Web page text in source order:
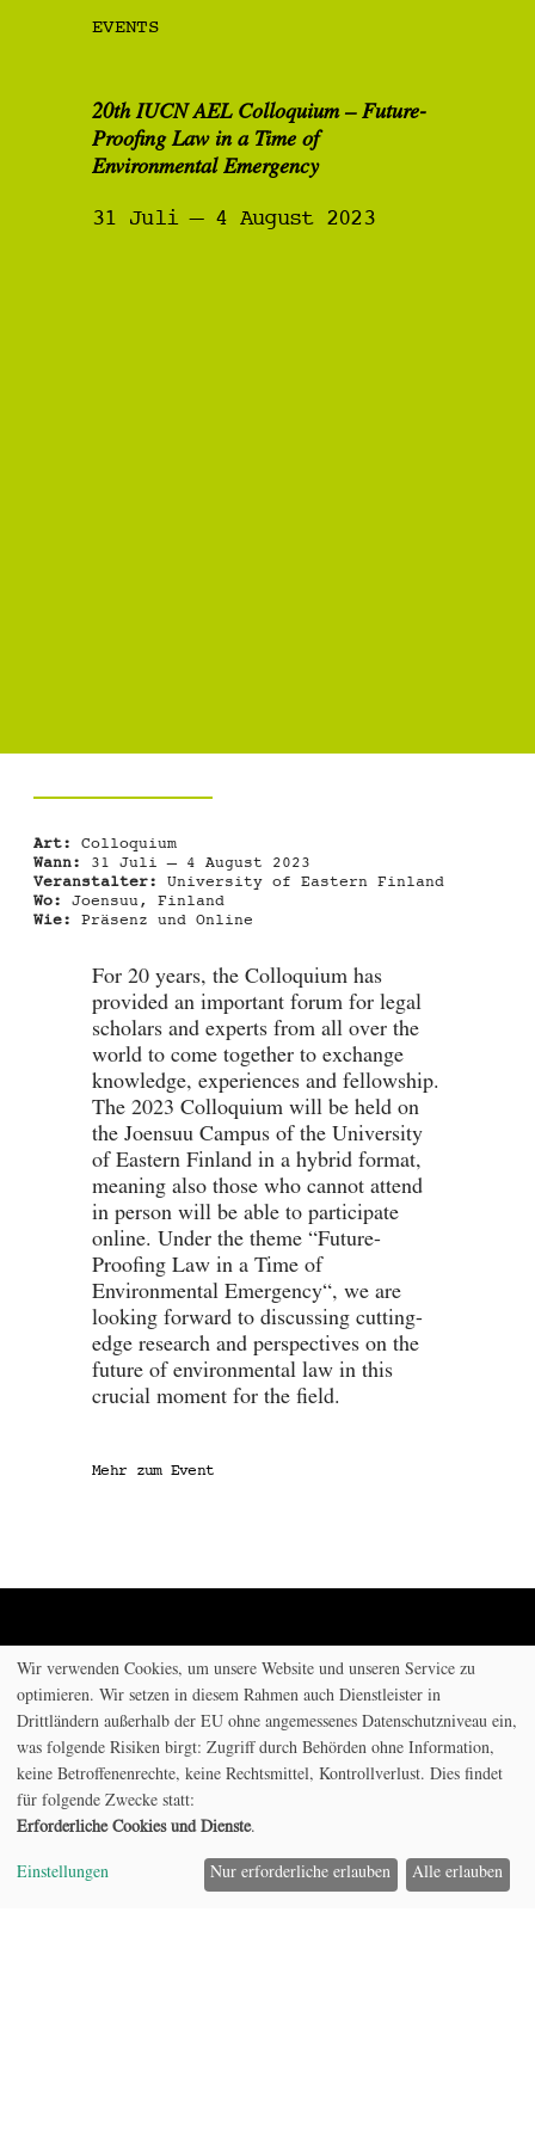
EVENTS
20th IUCN AEL Colloquium – Future-
Proofing Law in a Time of
Environmental Emergency
31 Juli – 4 August 2023
Art:
Colloquium
Wann:
31 Juli – 4 August 2023
Veranstalter:
University of Eastern Finland
Wo: Joensuu, Finland
Wie:
Präsenz und Online
For 20 years, the Colloquium has
provided an important forum for legal
scholars and experts from all over the
world to come together to exchange
knowledge, experiences and fellowship.
The 2023 Colloquium will be held on
the Joensuu Campus of the University
of Eastern Finland in a hybrid format,
meaning also those who cannot attend
in person will be able to participate
online. Under the theme “Future-
Proofing Law in a Time of
Environmental Emergency“, we are
looking forward to discussing cutting-
edge research and perspectives on the
future of environmental law in this
crucial moment for the field.
Mehr zum EventMehr zum Event
Home
Model
Wir verwenden Cookies, um unsere Website und unseren Service zu
optimieren. Wir setzen in diesem Rahmen auch Dienstleister in
Drittländern außerhalb der EU ohne angemessenes Datenschutzniveau ein,
was folgende Risiken birgt: Zugriff durch Behörden ohne Information,
keine Betroffenenrechte, keine Rechtsmittel, Kontrollverlust. Dies findet
für folgende Zwecke statt:
Erforderliche Cookies und Dienste.
Einstellungen Nur erforderliche erlauben Alle erlauben